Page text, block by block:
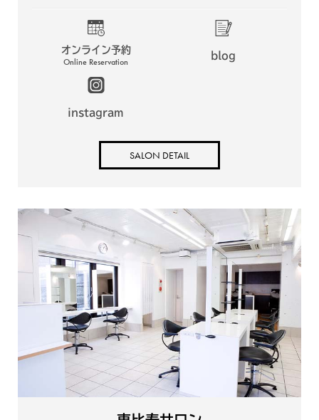
オンライン予約
Online Reservation
blog
instagram
SALON DETAIL